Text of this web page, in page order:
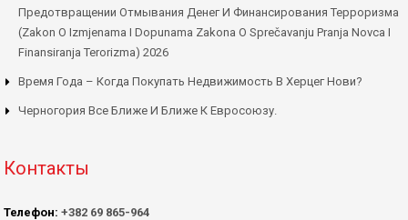
Предотвращении Отмывания Денег И Финансирования Терроризма
(Zakon O Izmjenama I Dopunama Zakona O Sprečavanju Pranja Novca I
Finansiranja Terorizma) 2026
Время Года – Когда Покупать Недвижимость В Херцег Нови?
Черногория Все Ближе И Ближе К Евросоюзу.
Контакты
Телефон: +382 69 865-964